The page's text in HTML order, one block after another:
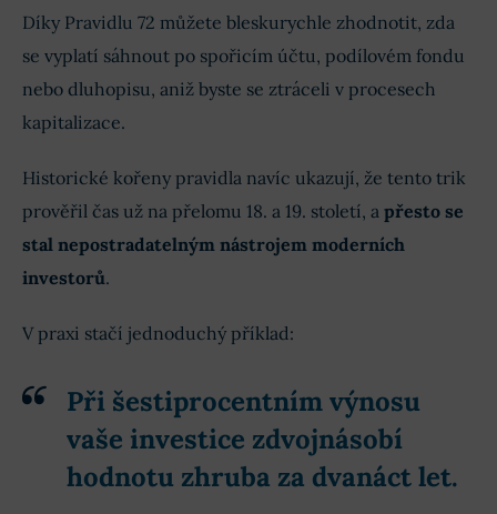
Díky Pravidlu 72 můžete bleskurychle zhodnotit, zda
se vyplatí sáhnout po spořicím účtu, podílovém fondu
nebo dluhopisu, aniž byste se ztráceli v procesech
kapitalizace.
Historické kořeny pravidla navíc ukazují, že tento trik
prověřil čas už na přelomu 18. a 19. století, a přesto se
stal nepostradatelným nástrojem moderních
investorů.
V praxi stačí jednoduchý příklad:
Při šestiprocentním výnosu
vaše investice zdvojnásobí
hodnotu zhruba za dvanáct let.